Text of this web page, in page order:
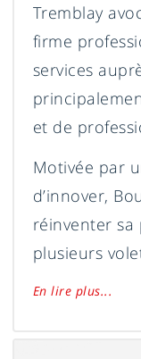
Tremblay
firme
services
et de
Motivée par
d’innover,
réinventer sa
plusieurs
En lire plus...